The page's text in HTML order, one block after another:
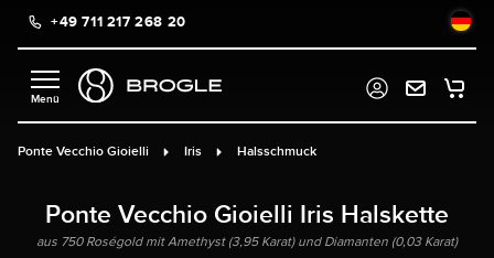
springen
+49 711 217 268 20
Ponte Vecchio Gioielli Iris Halsschmuck
Ponte Vecchio Gioielli Iris Halskette
aus 750 Roségold mit Amethyst (3,95 Karat) und Diamanten (0,03 Karat)